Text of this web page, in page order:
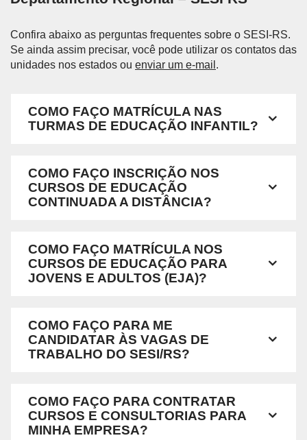
Confira abaixo as perguntas frequentes sobre o SESI-RS.
Se ainda assim precisar, você pode utilizar os contatos das
unidades nos estados ou enviar um e-mail .
COMO FAÇO MATRÍCULA NAS
TURMAS DE EDUCAÇÃO INFANTIL?
COMO FAÇO INSCRIÇÃO NOS
CURSOS DE EDUCAÇÃO
CONTINUADA A DISTÂNCIA?
COMO FAÇO MATRÍCULA NOS
CURSOS DE EDUCAÇÃO PARA
JOVENS E ADULTOS (EJA)?
COMO FAÇO PARA ME
CANDIDATAR ÀS VAGAS DE
TRABALHO DO SESI/RS?
COMO FAÇO PARA CONTRATAR
CURSOS E CONSULTORIAS PARA
MINHA EMPRESA?